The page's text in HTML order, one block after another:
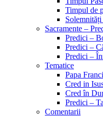
Timpul de
Sacramente –
Predici –
Predici –
Predici –
Tematice
Papa
Cred in
Cred în
Predici –
Comentarii